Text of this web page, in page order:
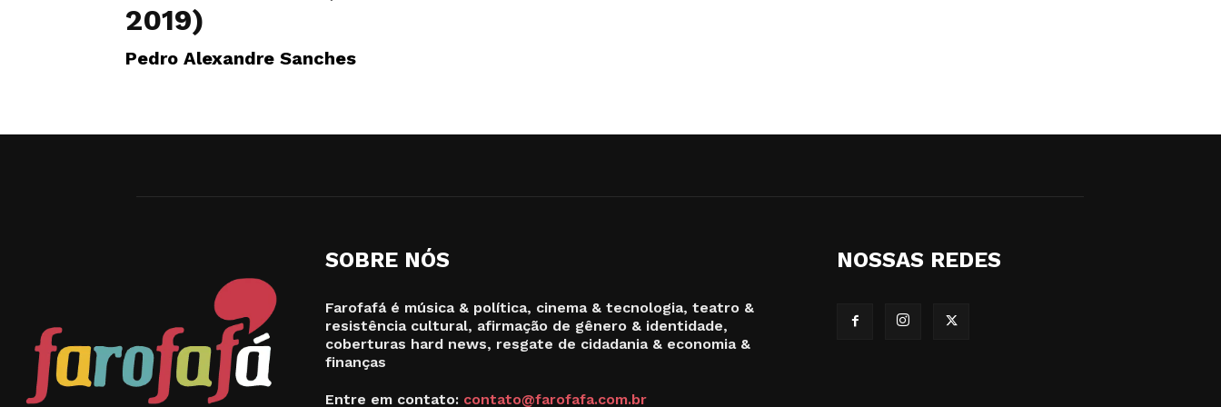
2019)
Pedro Alexandre Sanches
SOBRE NÓS
Farofafá é música & política, cinema & tecnologia, teatro &
resistência cultural, afirmação de gênero & identidade,
coberturas hard news, resgate de cidadania & economia &
finanças
Entre em contato: contato@farofafa.com.br
NOSSAS REDES